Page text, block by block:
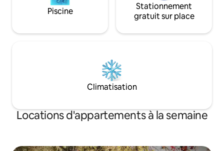
Piscine
Stationnement
gratuit sur place
Climatisation
Locations d'appartements à la semaine